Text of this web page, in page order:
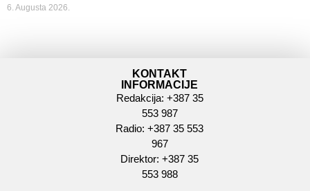
6. Augusta 2026.
KONTAKT
INFORMACIJE
Redakcija: +387 35
553 987
Radio: +387 35 553
967
Direktor: +387 35
553 988